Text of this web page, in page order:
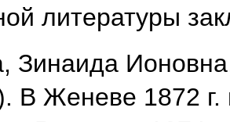
литературы
Зинаида
В Женеве 1872 г.